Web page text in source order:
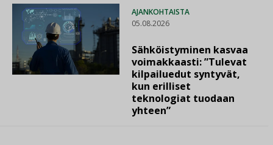
AJANKOHTAISTA
05.08.2026
Sähköistyminen kasvaa
voimakkaasti: ”Tulevat
kilpailuedut syntyvät,
kun erilliset
teknologiat tuodaan
yhteen”